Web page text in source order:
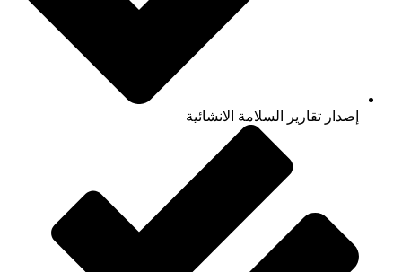
إصدار تقارير السلامة الانشائية